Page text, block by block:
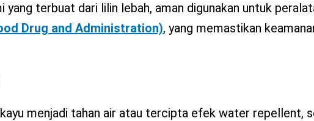
yang terbuat dari lilin lebah, aman digunakan untuk
Drug and Administration), yang memastikan
menjadi tahan air atau tercipta efek water repellent,